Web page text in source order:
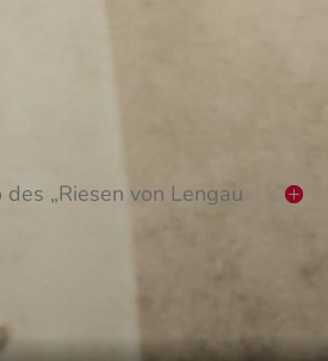
„Riesen von Lengau